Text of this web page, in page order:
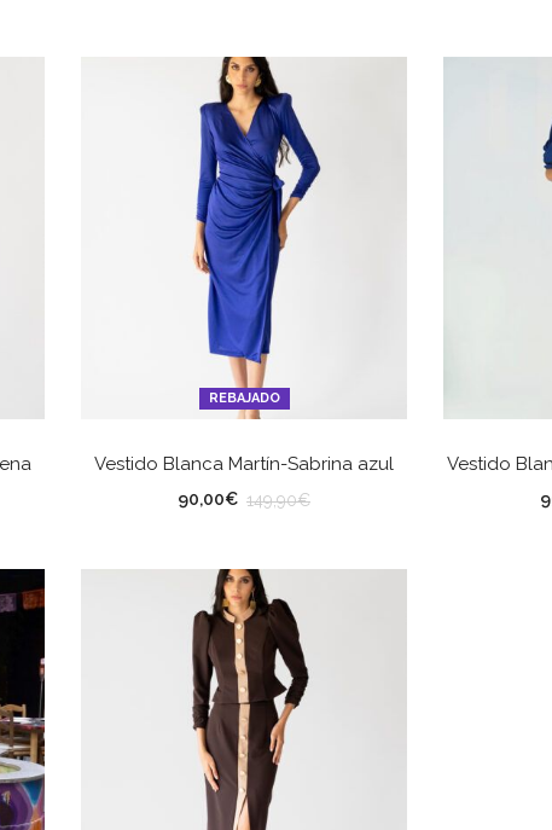
REBAJADO
Vestido Blanca Martín-Sabrina azul
90,00€ 149,90€
TALLA
Vestido
TALLA